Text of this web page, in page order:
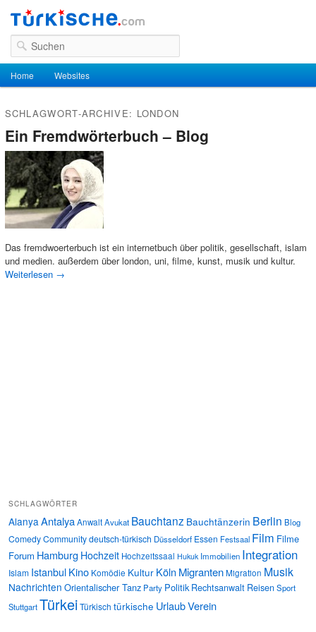
Suchen
Hauptmenü
Zum Inhalt wechseln
Zum sekundären Inhalt wechseln
Home Websites
SCHLAGWORT-ARCHIVE: LONDON
Ein Fremdwörterbuch – Blog
Das fremdwoerterbuch ist ein internetbuch über politik, gesellschaft, islam
und medien. außerdem über london, uni, filme, kunst, musik und kultur.
Weiterlesen →
SCHLAGWÖRTER
AlanyaAntalyaAnwaltAvukat Bauchtanz Bauchtänzerin Berlin Blog
ComedyCommunitydeutsch-türkisch Düsseldorf Essen Festsaal Film Filme
Forum Hamburg Hochzeit Hochzeitssaal Hukuk Immobilien Integration
Islam IstanbulKino Komödie Kultur Köln MigrantenMigration Musik
Nachrichten Orientalischer Tanz Party Politik Rechtsanwalt ReisenSport
StuttgartTürkeiTürkisch türkische UrlaubVerein